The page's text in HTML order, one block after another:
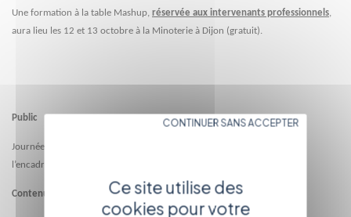
Une formation à la table Mashup, réservée aux intervenants professionnels,
aura lieu les 12 et 13 octobre à la Minoterie à Dijon (gratuit).
Public
Journées de formation destinées aux intervenants professionnels pour
l’encadrement d’ateliers d’éducation à l’image.
Contenu des 2 journéesCe site utilise des
cookies pour votre
CONTINUER SANS ACCEPTER